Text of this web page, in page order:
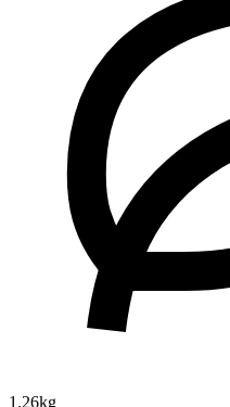
1.26kg